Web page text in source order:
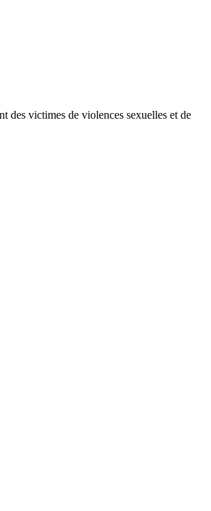
des victimes de violences sexuelles et de